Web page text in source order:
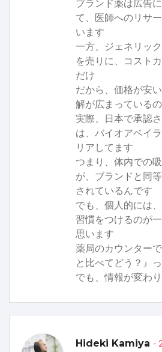
ブランド薬は広告
て、医師へのリサ
います
一方、ジェネリッ
を売りに、コスト
だけ
だから、価格が安
解が広まっている
実際、日本で承認
は、バイオアベイ
リアしてます
つまり、体内での
が、ブランドと同
されているんです
でも、個人的には
習慣をつけるのが
思います
薬局のカウンター
と比べてどう？』
でも、情報が変わ
Hideki Kamiya -